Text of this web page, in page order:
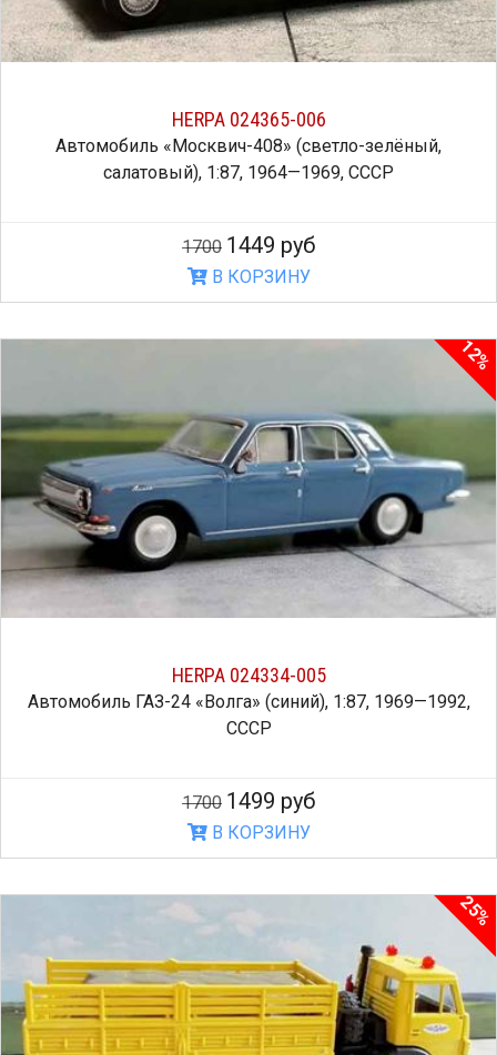
HERPA 024365-006
Автомобиль «Москвич-408» (светло-зелёный,
салатовый), 1:87, 1964—1969, СССР
1700 1449 руб
В КОРЗИНУ
HERPA 024334-005
Автомобиль ГАЗ-24 «Волга» (синий), 1:87, 1969—1992,
СССР
12%
1700 1499 руб
В КОРЗИНУ
25%